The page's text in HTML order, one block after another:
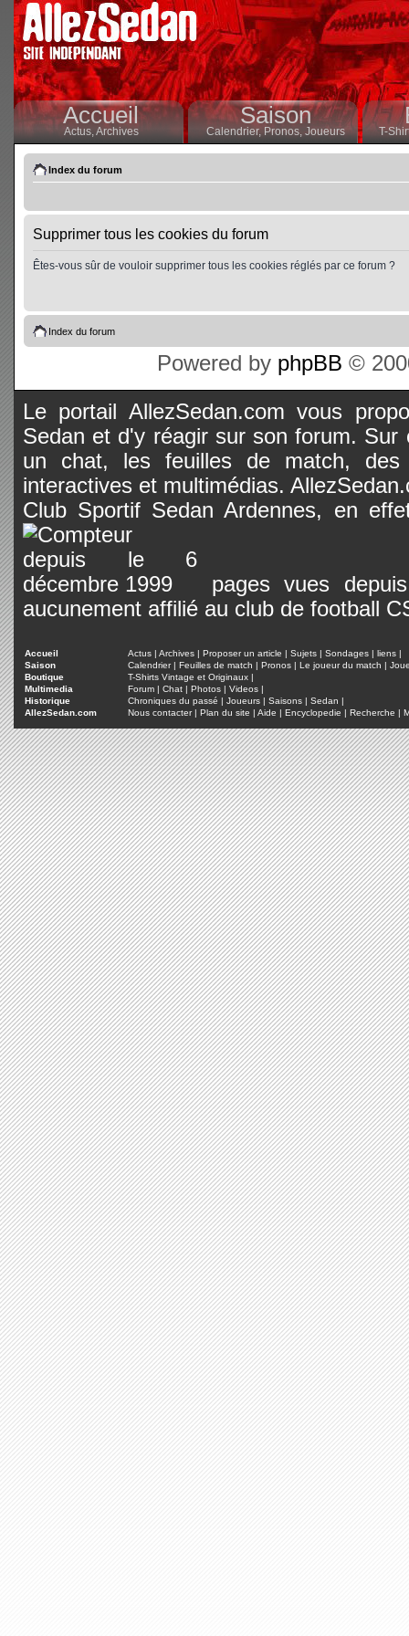
Accueil
Actus,Archives
Saison
Calendrier,Pronos, Joueurs T-
Index du forum
Supprimer tous les cookies du forum
Êtes-vous sûr de vouloir supprimer tous les cookies réglés par ce forum ?
Index du forum
Powered by phpBB ©
Le portail AllezSedan.com vous
Sedan et d'y réagir sur son forum.
un chat, les feuilles de match, des
interactives et multimédias.
Club Sportif Sedan Ardennes, en
pages vues
aucunement affilié au club de football
Accueil Actus | Archives | Proposer un article | Sujets | Sondages | liens |
Saison
Calendrier| Feuilles de match | Pronos | Le joueur du match |
Boutique
T-Shirts Vintage et Originaux |
Multimedia
Forum | Chat | Photos | Videos |
Historique
Chroniques du passé | Joueurs | Saisons | Sedan |
AllezSedan.com
Nous contacter| Plan du site | Aide | Encyclopedie | Recherche |